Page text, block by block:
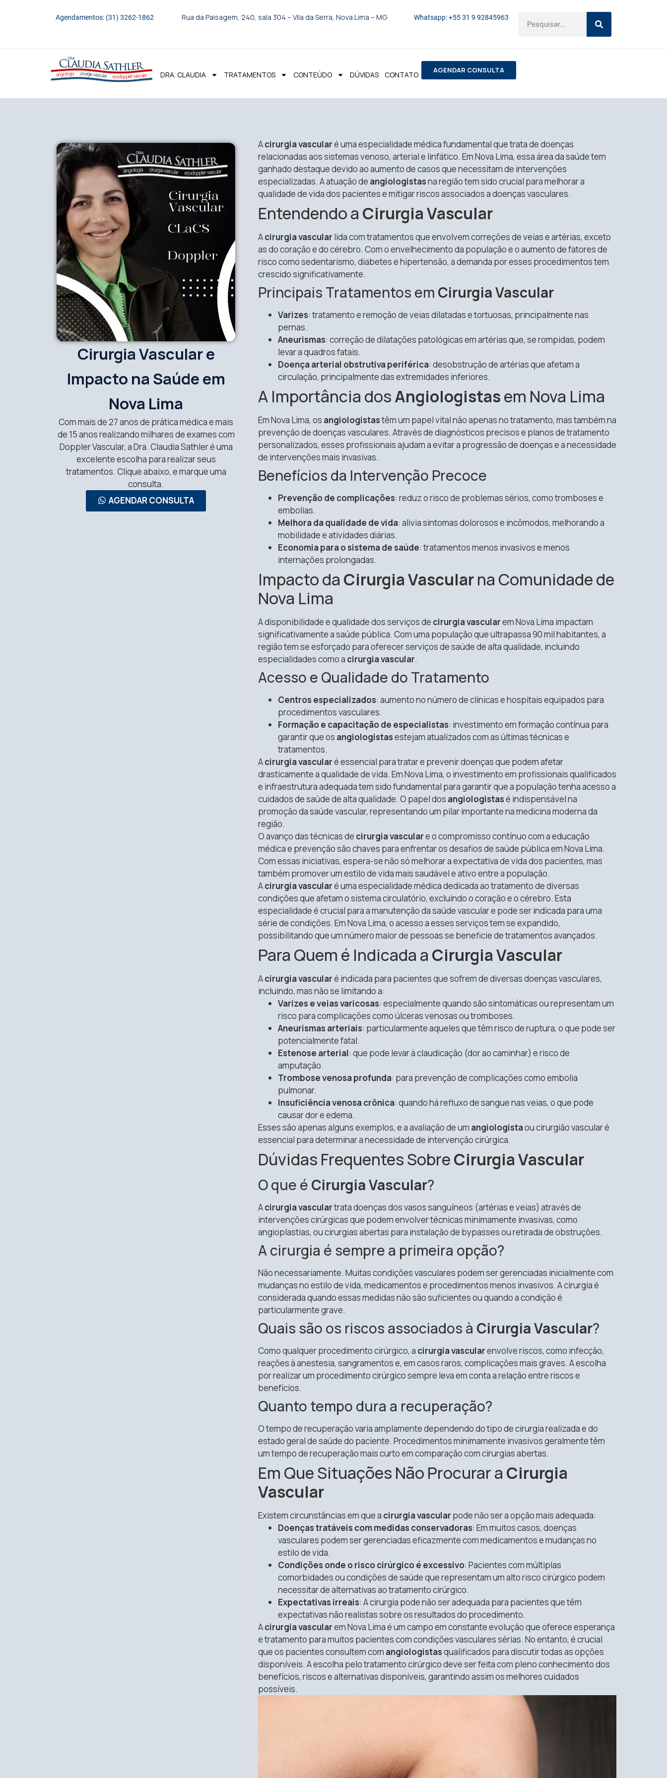
Agendamentos: (31) 3262-1862 Rua da Paisagem, 240, sala 304 – Vila da Serra, Nova Lima – MG Whatsapp: +55 31 9 92845963
DRA. CLAUDIA TRATAMENTOS CONTEÚDO DÚVIDAS CONTATO AGENDAR CONSULTA
Cirurgia Vascular e
Impacto na Saúde em
Nova Lima
Com mais de 27 anos de prática médica e mais
de 15 anos realizando milhares de exames com
Doppler Vascular, a Dra. Claudia Sathler é uma
excelente escolha para realizar seus
tratamentos. Clique abaixo, e marque uma
consulta.
AGENDAR CONSULTA
Acirurgia vascularé uma especialidade médica fundamental que trata de doenças
relacionadas aos sistemas venoso, arterial e linfático. Em Nova Lima, essa área da saúde tem
ganhado destaque devido ao aumento de casos que necessitam de intervenções
especializadas. A atuação de angiologistasna região tem sido crucial para melhorar a
qualidade de vida dos pacientes e mitigar riscos associados a doenças vasculares.
Entendendo a Cirurgia Vascular
Acirurgia vascular lida com tratamentos que envolvem correções de veias e artérias, exceto
as do coração e do cérebro. Com o envelhecimento da população e o aumento de fatores de
risco como sedentarismo, diabetes e hipertensão, a demanda por esses procedimentos tem
crescido significativamente.
Principais Tratamentos em Cirurgia Vascular
Varizes: tratamento e remoção de veias dilatadas e tortuosas, principalmente nas
pernas.
Aneurismas: correção de dilatações patológicas em artérias que, se rompidas, podem
levar a quadros fatais.
Doença arterial obstrutiva periférica: desobstrução de artérias que afetam a
circulação, principalmente das extremidades inferiores.
A Importância dosAngiologistasem Nova Lima
Em Nova Lima, os angiologistastêm um papel vital não apenas no tratamento, mas também na
prevenção de doenças vasculares. Através de diagnósticos precisos e planos de tratamento
personalizados, esses profissionais ajudam a evitar a progressão de doenças e a necessidade
de intervenções mais invasivas.
Benefícios da Intervenção Precoce
Prevenção de complicações: reduz o risco de problemas sérios, como tromboses e
embolias.
Melhora da qualidade de vida: alivia sintomas dolorosos e incômodos, melhorando a
mobilidade e atividades diárias.
Economia para o sistema de saúde: tratamentos menos invasivos e menos
internações prolongadas.
Impacto da Cirurgia Vascularna Comunidade de
Nova Lima
A disponibilidade e qualidade dos serviços de cirurgia vascularem Nova Lima impactam
significativamente a saúde pública. Com uma população que ultrapassa 90 mil habitantes, a
região tem se esforçado para oferecer serviços de saúde de alta qualidade, incluindo
especialidades como a cirurgia vascular.
Acesso e Qualidade do Tratamento
Centros especializados: aumento no número de clínicas e hospitais equipados para
procedimentos vasculares.
Formação e capacitação de especialistas: investimento em formação contínua para
garantir que os angiologistasestejam atualizados com as últimas técnicas e
tratamentos.
Acirurgia vascularé essencial para tratar e prevenir doenças que podem afetar
drasticamente a qualidade de vida. Em Nova Lima, o investimento em profissionais qualificados
e infraestrutura adequada tem sido fundamental para garantir que a população tenha acesso a
cuidados de saúde de alta qualidade. O papel dos angiologistasé indispensável na
promoção da saúde vascular, representando um pilar importante na medicina moderna da
região.
O avanço das técnicas de cirurgia vasculare o compromisso contínuo com a educação
médica e prevenção são chaves para enfrentar os desafios de saúde pública em Nova Lima.
Com essas iniciativas, espera-se não só melhorar a expectativa de vida dos pacientes, mas
também promover um estilo de vida mais saudável e ativo entre a população.
Acirurgia vascularé uma especialidade médica dedicada ao tratamento de diversas
condições que afetam o sistema circulatório, excluindo o coração e o cérebro. Esta
especialidade é crucial para a manutenção da saúde vascular e pode ser indicada para uma
série de condições. Em Nova Lima, o acesso a esses serviços tem se expandido,
possibilitando que um número maior de pessoas se beneficie de tratamentos avançados.
Para Quem é Indicada a Cirurgia Vascular
Acirurgia vascularé indicada para pacientes que sofrem de diversas doenças vasculares,
incluindo, mas não se limitando a:
Varizes e veias varicosas: especialmente quando são sintomáticas ou representam um
risco para complicações como úlceras venosas ou tromboses.
Aneurismas arteriais: particularmente aqueles que têm risco de ruptura, o que pode ser
potencialmente fatal.
Estenose arterial: que pode levar à claudicação (dor ao caminhar) e risco de
amputação.
Trombose venosa profunda: para prevenção de complicações como embolia
pulmonar.
Insuficiência venosa crônica: quando há refluxo de sangue nas veias, o que pode
causar dor e edema.
Esses são apenas alguns exemplos, e a avaliação de um angiologistaou cirurgião vascular é
essencial para determinar a necessidade de intervenção cirúrgica.
Dúvidas Frequentes SobreCirurgia Vascular
O que é Cirurgia Vascular?
Acirurgia vasculartrata doenças dos vasos sanguíneos (artérias e veias) através de
intervenções cirúrgicas que podem envolver técnicas minimamente invasivas, como
angioplastias, ou cirurgias abertas para instalação de bypasses ou retirada de obstruções.
A cirurgia é sempre a primeira opção?
Não necessariamente. Muitas condições vasculares podem ser gerenciadas inicialmente com
mudanças no estilo de vida, medicamentos e procedimentos menos invasivos. A cirurgia é
considerada quando essas medidas não são suficientes ou quando a condição é
particularmente grave.
Quais são os riscos associados à Cirurgia Vascular?
Como qualquer procedimento cirúrgico, a cirurgia vascularenvolve riscos, como infecção,
reações à anestesia, sangramentos e, em casos raros, complicações mais graves. A escolha
por realizar um procedimento cirúrgico sempre leva em conta a relação entre riscos e
benefícios.
Quanto tempo dura a recuperação?
O tempo de recuperação varia amplamente dependendo do tipo de cirurgia realizada e do
estado geral de saúde do paciente. Procedimentos minimamente invasivos geralmente têm
um tempo de recuperação mais curto em comparação com cirurgias abertas.
Em Que Situações Não Procurar a Cirurgia
Vascular
Existem circunstâncias em que a cirurgia vascular pode não ser a opção mais adequada:
Doenças tratáveis com medidas conservadoras: Em muitos casos, doenças
vasculares podem ser gerenciadas eficazmente com medicamentos e mudanças no
estilo de vida.
Condições onde o risco cirúrgico é excessivo: Pacientes com múltiplas
comorbidades ou condições de saúde que representam um alto risco cirúrgico podem
necessitar de alternativas ao tratamento cirúrgico.
Expectativas irreais: A cirurgia pode não ser adequada para pacientes que têm
expectativas não realistas sobre os resultados do procedimento.
Acirurgia vascularem Nova Lima é um campo em constante evolução que oferece esperança
e tratamento para muitos pacientes com condições vasculares sérias. No entanto, é crucial
que os pacientes consultem com angiologistasqualificados para discutir todas as opções
disponíveis. A escolha pelo tratamento cirúrgico deve ser feita com pleno conhecimento dos
benefícios, riscos e alternativas disponíveis, garantindo assim os melhores cuidados
possíveis.